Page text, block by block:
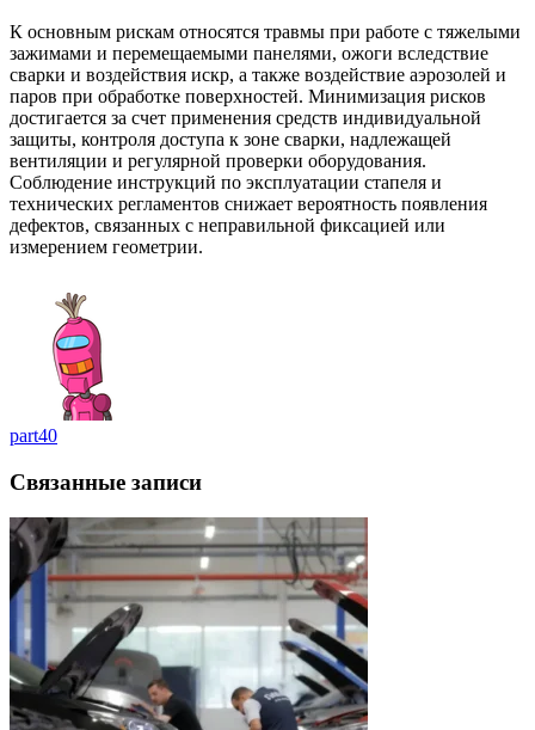
К основным рискам относятся травмы при работе с тяжелыми
зажимами и перемещаемыми панелями, ожоги вследствие
сварки и воздействия искр, а также воздействие аэрозолей и
паров при обработке поверхностей. Минимизация рисков
достигается за счет применения средств индивидуальной
защиты, контроля доступа к зоне сварки, надлежащей
вентиляции и регулярной проверки оборудования.
Соблюдение инструкций по эксплуатации стапеля и
технических регламентов снижает вероятность появления
дефектов, связанных с неправильной фиксацией или
измерением геометрии.
part40
Связанные записи